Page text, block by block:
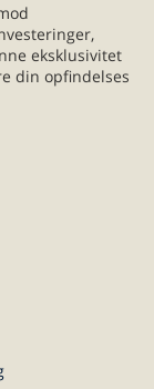
eksklusivitet
din opfindelses